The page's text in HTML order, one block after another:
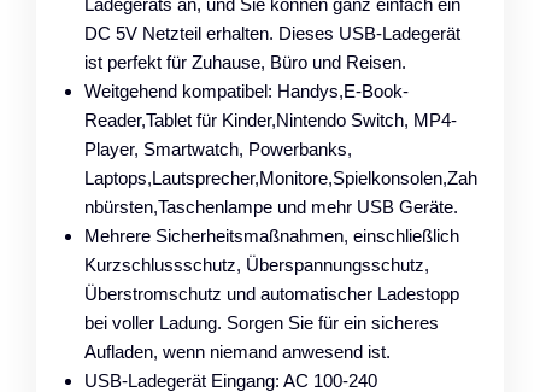
DC 5V Netzteil erhalten. Dieses USB-Ladegerät
ist perfekt für Zuhause, Büro und Reisen.
Weitgehend kompatibel: Handys,E-Book-
Reader,Tablet für Kinder,Nintendo Switch, MP4-
Player, Smartwatch, Powerbanks,
Laptops,Lautsprecher,Monitore,Spielkonsolen,Zah
nbürsten,Taschenlampe und mehr USB Geräte.
Mehrere Sicherheitsmaßnahmen, einschließlich
Kurzschlussschutz, Überspannungsschutz,
Überstromschutz und automatischer Ladestopp
bei voller Ladung. Sorgen Sie für ein sicheres
Aufladen, wenn niemand anwesend ist.
USB-Ladegerät Eingang: AC 100-240